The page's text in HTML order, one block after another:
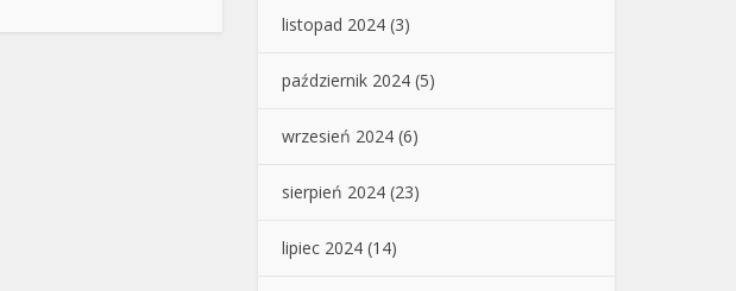
listopad 2024 (3)
październik 2024 (5)
wrzesień 2024 (6)
sierpień 2024 (23)
lipiec 2024 (14)